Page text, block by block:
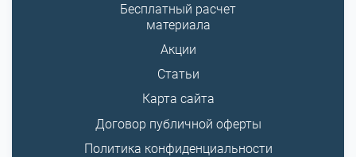
Бесплатный расчет
материала
Акции
Статьи
Карта сайта
Договор публичной оферты
Политика конфиденциальности